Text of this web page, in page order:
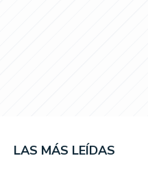
LAS MÁS LEÍDAS